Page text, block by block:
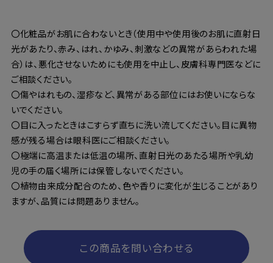
〇化粧品がお肌に合わないとき（使用中や使用後のお肌に直射日
光があたり、赤み、はれ、かゆみ、刺激などの異常があらわれた場
合）は、悪化させないためにも使用を中止し、皮膚科専門医などに
ご相談ください。
〇傷やはれもの、湿疹など、異常がある部位にはお使いにならな
いでください。
〇目に入ったときはこすらず直ちに洗い流してください。目に異物
感が残る場合は眼科医にご相談ください。
〇極端に高温または低温の場所、直射日光のあたる場所や乳幼
児の手の届く場所には保管しないでください。
〇植物由来成分配合のため、色や香りに変化が生じることがあり
ますが、品質には問題ありません。
この商品を問い合わせる